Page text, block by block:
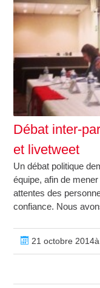
Débat inter-
et livetweet
Un débat politique
équipe, afin de
attentes des
confiance. Nous
21 octobre